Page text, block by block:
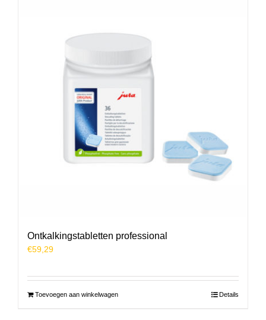
Ontkalkingstabletten professional
€59,29
Toevoegen aan winkelwagen Details